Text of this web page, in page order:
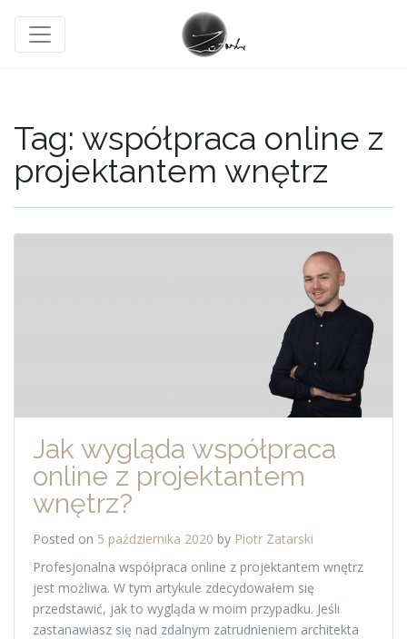
Tag: współpraca online z
projektantem wnętrz
Jak wygląda współpraca
online z projektantem
wnętrz?
Posted on 5 października 2020 by Piotr Zatarski
Profesjonalna współpraca online z projektantem wnętrz
jest możliwa. W tym artykule zdecydowałem się
przedstawić, jak to wygląda w moim przypadku. Jeśli
zastanawiasz się nad zdalnym zatrudnieniem architekta